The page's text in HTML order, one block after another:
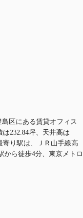
区にある賃貸オフィス
232.84坪、天井高は
寄り駅は、ＪＲ山手線高
から徒歩4分、東京メトロ